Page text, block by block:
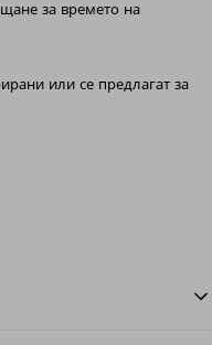
за времето на
или се предлагат за